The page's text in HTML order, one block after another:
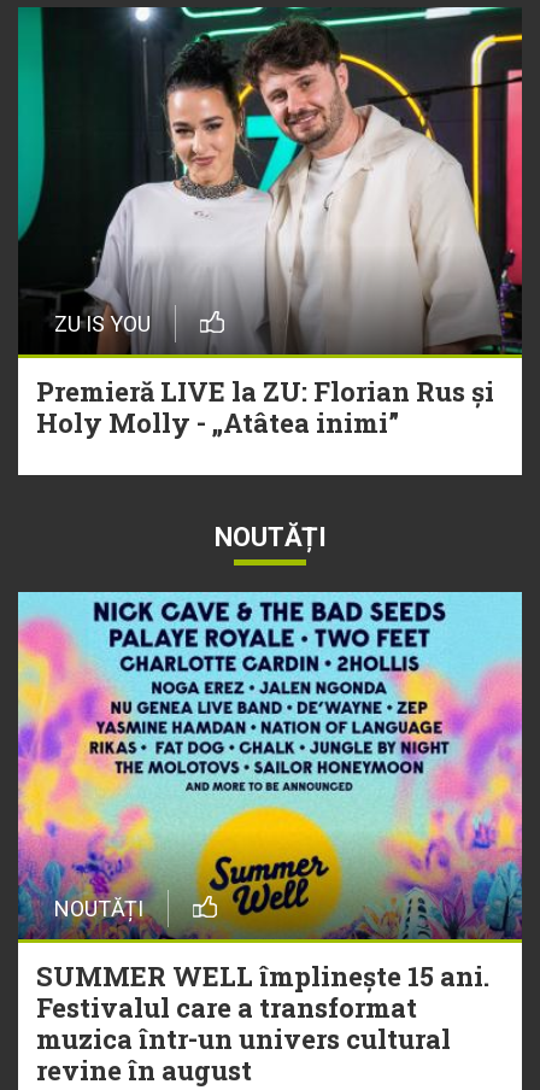
ZU IS YOU
Premieră LIVE la ZU: Florian Rus și
Holy Molly - „Atâtea inimi”
NOUTĂȚI
NOUTĂȚI
SUMMER WELL împlinește 15 ani.
Festivalul care a transformat
muzica într-un univers cultural
revine în august